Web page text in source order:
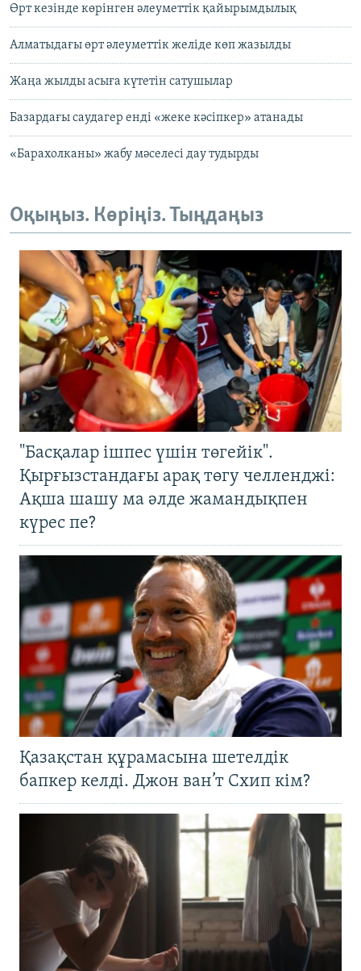
Өрт кезінде көрінген әлеуметтік қайырымдылық
Алматыдағы өрт әлеуметтік желіде көп жазылды
Жаңа жылды асыға күтетін сатушылар
Базардағы саудагер енді «жеке кәсіпкер» атанады
«Барахолканы» жабу мәселесі дау тудырды
Оқыңыз. Көріңіз. Тыңдаңыз
"Басқалар ішпес үшін төгейік".
Қырғызстандағы арақ төгу челленджі:
Ақша шашу ма әлде жамандықпен
күрес пе?
Қазақстан құрамасына шетелдік
бапкер келді. Джон ван’т Схип кім?